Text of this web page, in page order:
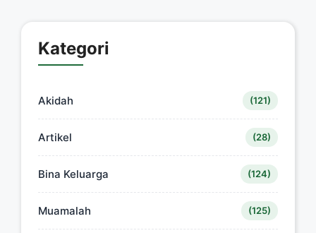
Kategori
Akidah (121)
Artikel (28)
Bina Keluarga (124)
Muamalah (125)